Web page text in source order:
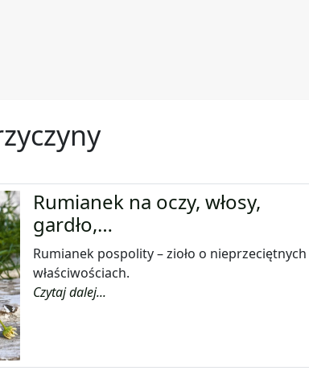
Rumianek na oczy, włosy,
gardło,…
Rumianek pospolity – zioło o nieprzeciętnych
właściwościach.
Czytaj dalej...